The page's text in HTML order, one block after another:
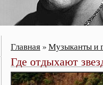
Главная »Музыканты и
Где отдыхают